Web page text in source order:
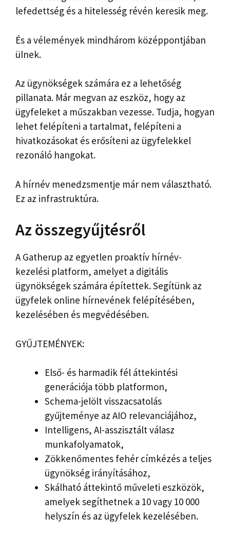
lefedettség és a hitelesség révén keresik meg.
És a vélemények mindhárom középpontjában
ülnek.
Az ügynökségek számára ez a lehetőség
pillanata. Már megvan az eszköz, hogy az
ügyfeleket a műszakban vezesse. Tudja, hogyan
lehet felépíteni a tartalmat, felépíteni a
hivatkozásokat és erősíteni az ügyfelekkel
rezonáló hangokat.
A hírnév menedzsmentje már nem választható.
Ez az infrastruktúra.
Az összegyűjtésről
A Gatherup az egyetlen proaktív hírnév-
kezelési platform, amelyet a digitális
ügynökségek számára építettek. Segítünk az
ügyfelek online hírnevének felépítésében,
kezelésében és megvédésében.
GYŰJTEMÉNYEK:
Első- és harmadik fél áttekintési
generációja több platformon,
Schema-jelölt visszacsatolás
gyűjteménye az AIO relevanciájához,
Intelligens, AI-asszisztált válasz
munkafolyamatok,
Zökkenőmentes fehér címkézés a teljes
ügynökség irányításához,
Skálható áttekintő műveleti eszközök,
amelyek segíthetnek a 10 vagy 10 000
helyszín és az ügyfelek kezelésében.